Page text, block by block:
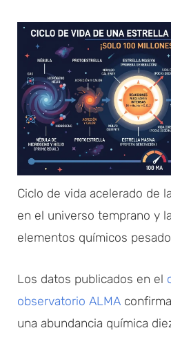
Ciclo de vida acelerado de
en el universo temprano y
elementos químicos
Los datos publicados en el
observatorio ALMA
una abundancia química